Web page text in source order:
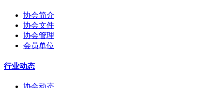
协会简介
协会文件
协会管理
会员单位
行业动态
协会动态